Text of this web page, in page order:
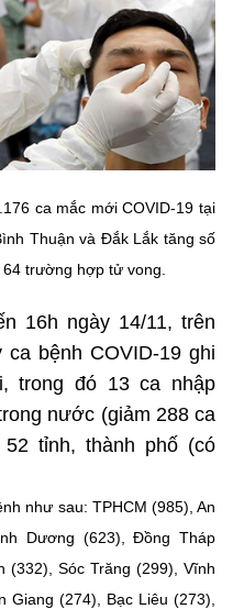
VBQPPL
English
NGHỆ
TECHNOLOGY
ca mắc mới COVID-19 tại
Thuận và Đắk Lắk tăng số
trường hợp tử vong.
16h ngày 14/11, trên
bệnh COVID-19 ghi
trong đó 13 ca nhập
nước (giảm 288 ca
tỉnh, thành phố (có
như sau: TPHCM (985), An
Dương (623), Đồng Tháp
(332), Sóc Trăng (299), Vĩnh
Giang (274), Bạc Liêu (273),